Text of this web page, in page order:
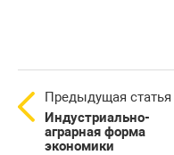
Предыдущая статья
Индустриально-
аграрная форма
экономики